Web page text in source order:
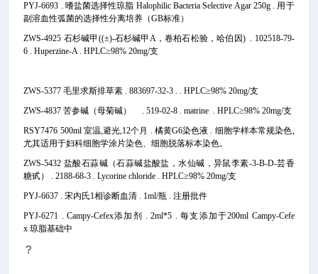
PYJ-6693 . 嗜盐菌选择性琼脂 Halophilic Bacteria Selective Agar 250g . 用于
副溶血性弧菌的选择性分离培养（GB标准）
ZWS-4925 石杉碱甲((±)-石杉碱甲A，卷柏石松验，哈伯因) . 102518-79-
6 . Huperzine-A . HPLC≥98% 20mg/支
ZWS-5377 毛里求斯排草素 . 883697-32-3 . . HPLC≥98% 20mg/支
ZWS-4837 苦参碱（母菊碱） . 519-02-8 . matrine . HPLC≥98% 20mg/支
RSY7476 500ml 室温,避光,12个月 . 橘黄G6染色液 . 细胞学样本常规染色,
尤其适用于妇科细胞学涂片染色、细胞脱落标本染色。
ZWS-5432 盐酸石蒜碱（石蒜碱盐酸盐，水仙碱，异鼠李素-3-Β-D-芸香
糖甙） . 2188-68-3 . Lycorine chloride . HPLC≥98% 20mg/支
PYJ-6637 . 宋内氏1相诊断血清 . 1ml/瓶 . 注册批件
PYJ-6271 . Campy-Cefex添加剂 . 2ml*5 . 每支添加于200ml Campy-Cefe
x 琼脂基础中
?